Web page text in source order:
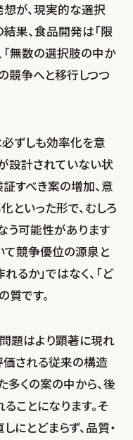
が、現実的な選択
果、食品開発は「限
「無数の選択肢の中か
競争へと移行しつつ
ずしも効率化を意
設計されていない状
すべき案の増加、意
といった形で、むしろ
う可能性があります
て競争優位の源泉と
るか」ではなく、「ど
質です。
題はより顕著に現れ
価される従来の構造
多くの案の中から、後
ことになります。そ
にとどまらず、品質・